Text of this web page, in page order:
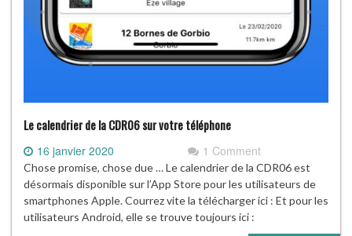
Le calendrier de la CDR06 sur votre téléphone
16 janvier 2020 1 Comment
Chose promise, chose due … Le calendrier de la CDR06 est
désormais disponible sur l’App Store pour les utilisateurs de
smartphones Apple. Courrez vite la télécharger ici : Et pour les
utilisateurs Android, elle se trouve toujours ici :